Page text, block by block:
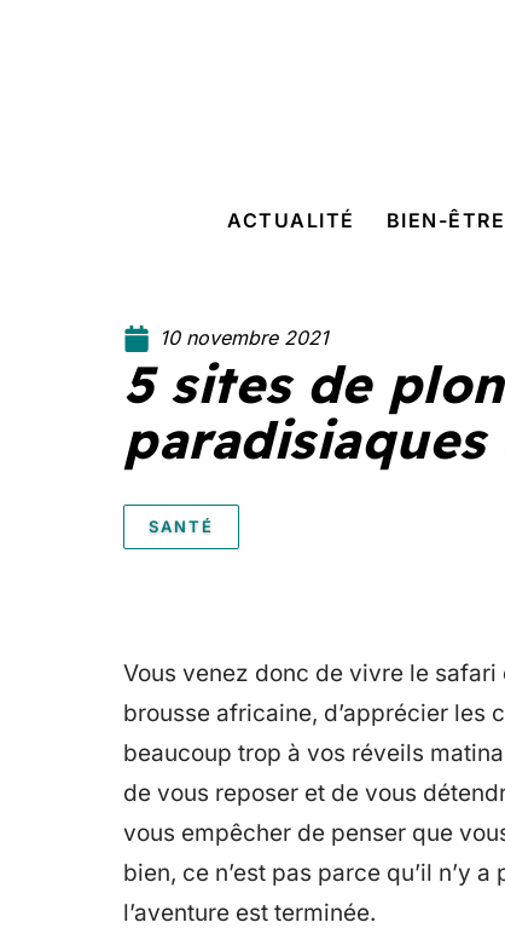
ACTUALITÉ BIEN-ÊTRE
10 novembre 2021
5 sites de
SANTÉ
Vous venez donc de vivre le
brousse africaine, d’apprécier les
beaucoup trop à vos réveils
de vous reposer et de vous
vous empêcher de penser que
bien, ce n’est pas parce qu’il n’y
l’aventure est terminée.